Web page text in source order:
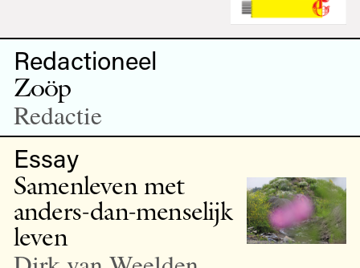
Redactioneel
Zoöp
Redactie
Essay
Samenleven met
anders-dan-menselijk
leven